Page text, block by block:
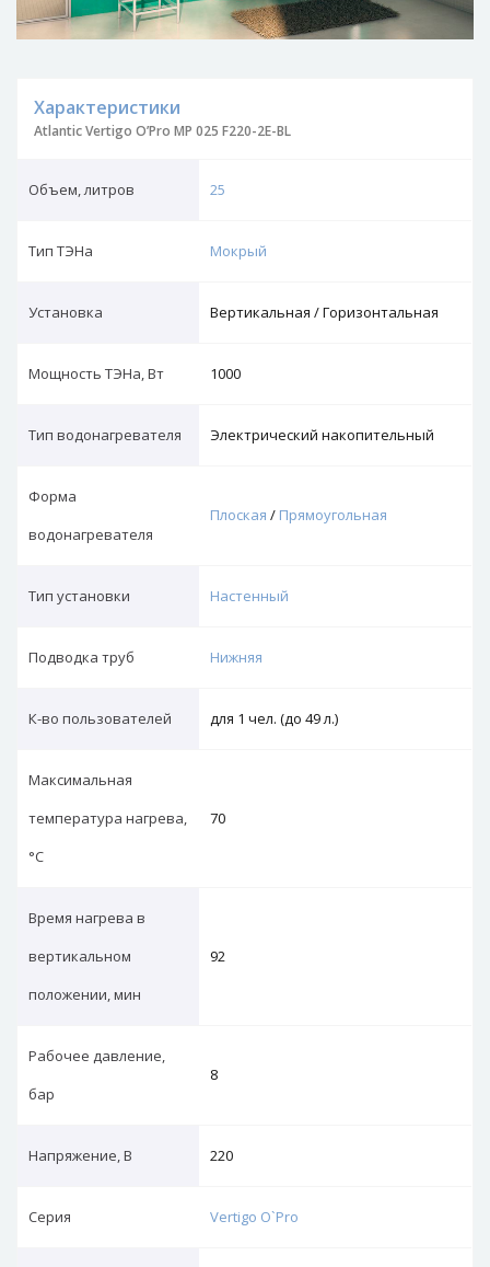
Характеристики
Atlantic Vertigo O’Pro MP 025 F220-2E-BL
Объем, литров 25
Тип ТЭНа Мокрый
Установка Вертикальная / Горизонтальная
Мощность ТЭНа, Вт 1000
Тип водонагревателя Электрический накопительный
Форма
водонагревателя
Плоская / Прямоугольная
Тип установки Настенный
Подводка труб Нижняя
К-во пользователей для 1 чел. (до 49 л.)
Максимальная
температура нагрева,
°С
70
Время нагрева в
вертикальном
положении, мин
92
Рабочее давление,
бар
8
Напряжение, В 220
Серия Vertigo O`Pro